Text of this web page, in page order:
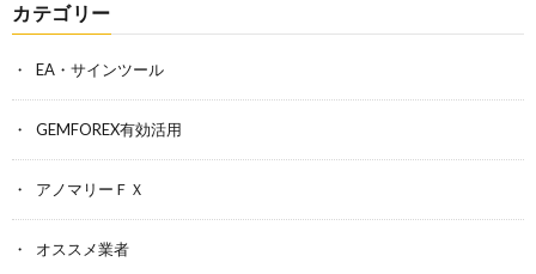
カテゴリー
EA・サインツール
GEMFOREX有効活用
アノマリーＦＸ
オススメ業者